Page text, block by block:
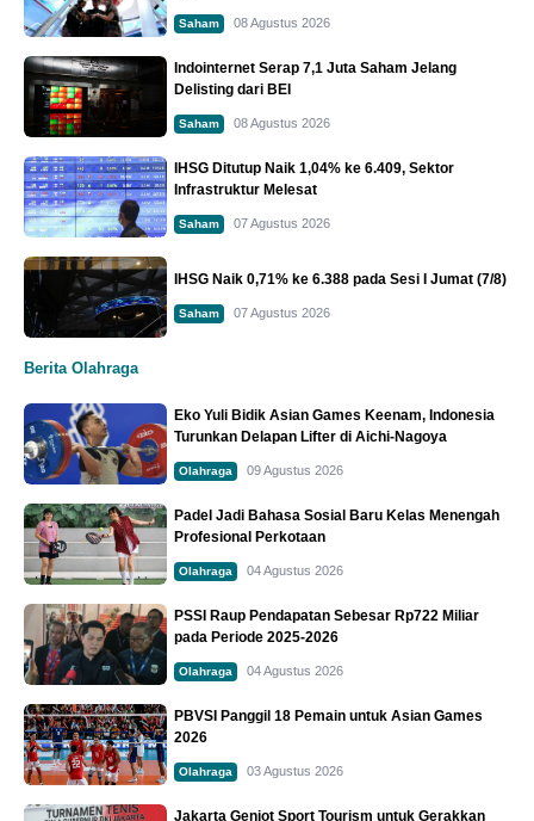
Saham 08 Agustus 2026
Indointernet Serap 7,1 Juta Saham Jelang
Delisting dari BEI
Saham 08 Agustus 2026
IHSG Ditutup Naik 1,04% ke 6.409, Sektor
Infrastruktur Melesat
Saham 07 Agustus 2026
IHSG Naik 0,71% ke 6.388 pada Sesi I Jumat (7/8)
Saham 07 Agustus 2026
Berita Olahraga
Eko Yuli Bidik Asian Games Keenam, Indonesia
Turunkan Delapan Lifter di Aichi-Nagoya
Olahraga 09 Agustus 2026
Padel Jadi Bahasa Sosial Baru Kelas Menengah
Profesional Perkotaan
Olahraga 04 Agustus 2026
PSSI Raup Pendapatan Sebesar Rp722 Miliar
pada Periode 2025-2026
Olahraga 04 Agustus 2026
PBVSI Panggil 18 Pemain untuk Asian Games
2026
Olahraga 03 Agustus 2026
Jakarta Genjot Sport Tourism untuk Gerakkan